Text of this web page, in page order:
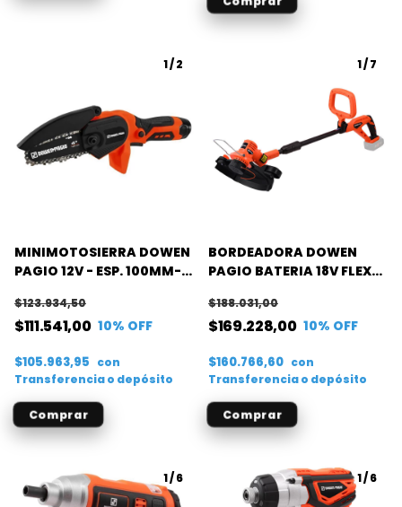
1/2
MINIMOTOSIERRA DOWEN
PAGIO 12V - ESP. 100MM-
$111.541,00
$123.934,50
10% OFF
$105.963,95 con
Transferencia o depósito
1/7
BORDEADORA DOWEN
PAGIO BATERIA 18V FLEX
$169.228,00
$188.031,00
10% OFF
$160.766,60 con
Transferencia o depósito
1/6 1/6